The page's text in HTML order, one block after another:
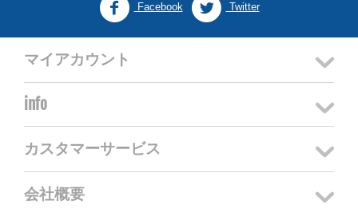
Facebook Twitter
マイアカウント
info
カスタマーサービス
会社概要